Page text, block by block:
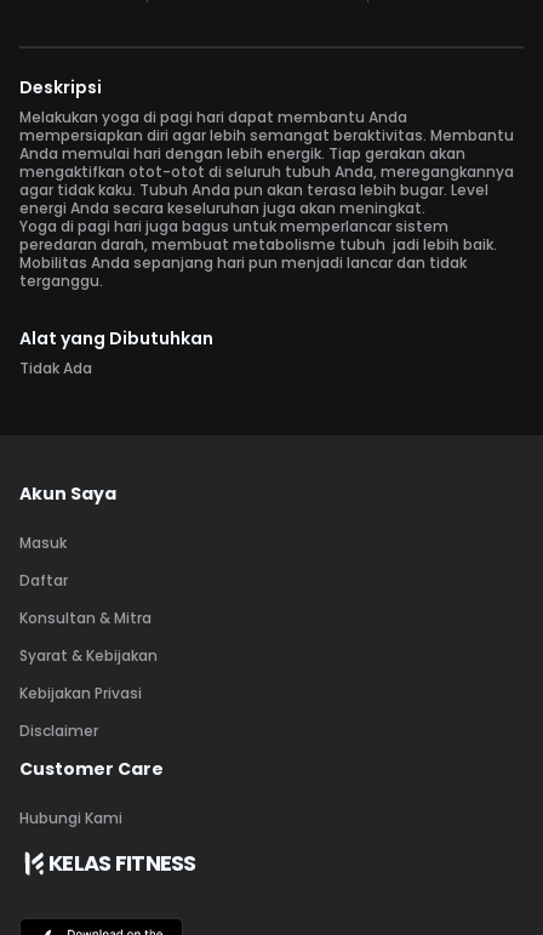
Deskripsi
Melakukan yoga di pagi hari dapat membantu Anda
mempersiapkan diri agar lebih semangat beraktivitas. Membantu
Anda memulai hari dengan lebih energik. Tiap gerakan akan
mengaktifkan otot-otot di seluruh tubuh Anda, meregangkannya
agar tidak kaku. Tubuh Anda pun akan terasa lebih bugar. Level
energi Anda secara keseluruhan juga akan meningkat.
Yoga di pagi hari juga bagus untuk memperlancar sistem
peredaran darah, membuat metabolisme tubuh jadi lebih baik.
Mobilitas Anda sepanjang hari pun menjadi lancar dan tidak
terganggu.
Alat yang Dibutuhkan
Tidak Ada
Akun Saya
Masuk
Daftar
Konsultan & Mitra
Syarat & Kebijakan
Kebijakan Privasi
Disclaimer
Customer Care
Hubungi Kami
KELAS FITNESS